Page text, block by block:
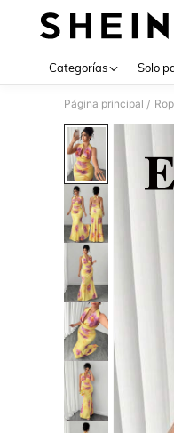
Categorías Solo
Página principal /